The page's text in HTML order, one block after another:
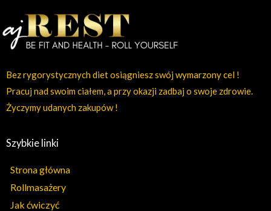
Bez rygorystycznych diet osiągniesz swój wymarzony cel !
Pracuj nad swoim ciałem, a przy okazji zadbaj o swoje zdrowie.
Życzymy udanych zakupów !
Szybkie linki
Strona główna
Rollmasażery
Jak ćwiczyć